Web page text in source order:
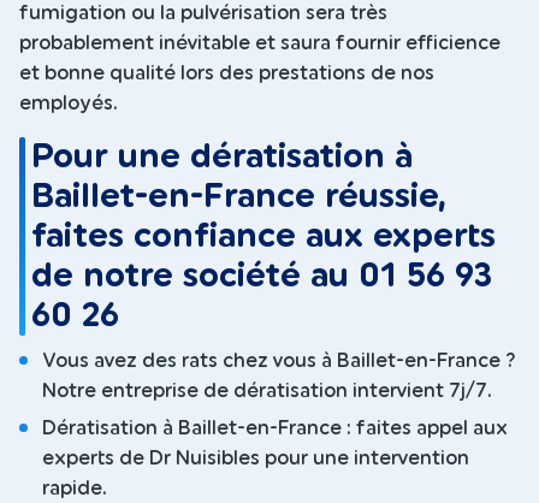
fumigation ou la pulvérisation sera très
probablement inévitable et saura fournir efficience
et bonne qualité lors des prestations de nos
employés.
Pour une dératisation à
Baillet-en-France réussie,
faites confiance aux experts
de notre société au 01 56 93
60 26
Vous avez des rats chez vous à Baillet-en-France ?
Notre entreprise de dératisation intervient 7j/7.
Dératisation à Baillet-en-France : faites appel aux
experts de Dr Nuisibles pour une intervention
rapide.